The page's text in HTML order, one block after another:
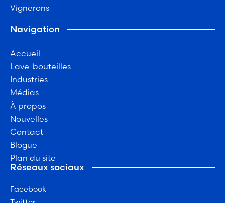
Vignerons
Navigation
Accueil
Lave-bouteilles
Industries
Médias
À propos
Nouvelles
Contact
Blogue
Plan du site
Réseaux sociaux
Facebook